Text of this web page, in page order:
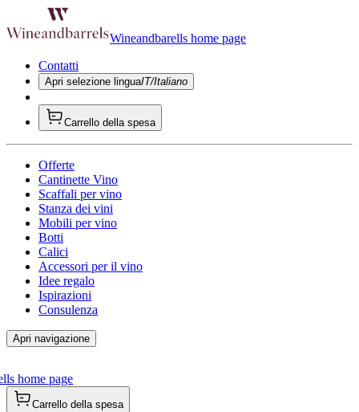
Wineandbarells home page
Contatti
Apri selezione linguaIT/Italiano
Carrello della spesa
Offerte
Cantinette Vino
Scaffali per vino
Stanza dei vini
Mobili per vino
Botti
Calici
Accessori per il vino
Idee regalo
Ispirazioni
Consulenza
Apri navigazione
home page
Carrello della spesa